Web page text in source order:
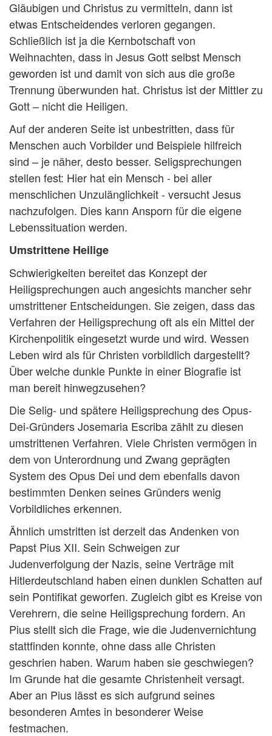
Gläubigen und Christus zu vermitteln, dann ist
etwas Entscheidendes verloren gegangen.
Schließlich ist ja die Kernbotschaft von
Weihnachten, dass in Jesus Gott selbst Mensch
geworden ist und damit von sich aus die große
Trennung überwunden hat. Christus ist der Mittler zu
Gott – nicht die Heiligen.
Auf der anderen Seite ist unbestritten, dass für
Menschen auch Vorbilder und Beispiele hilfreich
sind – je näher, desto besser. Seligsprechungen
stellen fest: Hier hat ein Mensch - bei aller
menschlichen Unzulänglichkeit - versucht Jesus
nachzufolgen. Dies kann Ansporn für die eigene
Lebenssituation werden.
Umstrittene Heilige
Schwierigkeiten bereitet das Konzept der
Heiligsprechungen auch angesichts mancher sehr
umstrittener Entscheidungen. Sie zeigen, dass das
Verfahren der Heiligsprechung oft als ein Mittel der
Kirchenpolitik eingesetzt wurde und wird. Wessen
Leben wird als für Christen vorbildlich dargestellt?
Über welche dunkle Punkte in einer Biografie ist
man bereit hinwegzusehen?
Die Selig- und spätere Heiligsprechung des Opus-
Dei-Gründers Josemaria Escriba zählt zu diesen
umstrittenen Verfahren. Viele Christen vermögen in
dem von Unterordnung und Zwang geprägten
System des Opus Dei und dem ebenfalls davon
bestimmten Denken seines Gründers wenig
Vorbildliches erkennen.
Ähnlich umstritten ist derzeit das Andenken von
Papst Pius XII. Sein Schweigen zur
Judenverfolgung der Nazis, seine Verträge mit
Hitlerdeutschland haben einen dunklen Schatten auf
sein Pontifikat geworfen. Zugleich gibt es Kreise von
Verehrern, die seine Heiligsprechung fordern. An
Pius stellt sich die Frage, wie die Judenvernichtung
stattfinden konnte, ohne dass alle Christen
geschrien haben. Warum haben sie geschwiegen?
Im Grunde hat die gesamte Christenheit versagt.
Aber an Pius lässt es sich aufgrund seines
besonderen Amtes in besonderer Weise
festmachen.